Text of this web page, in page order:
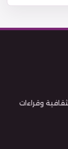
وقراءات